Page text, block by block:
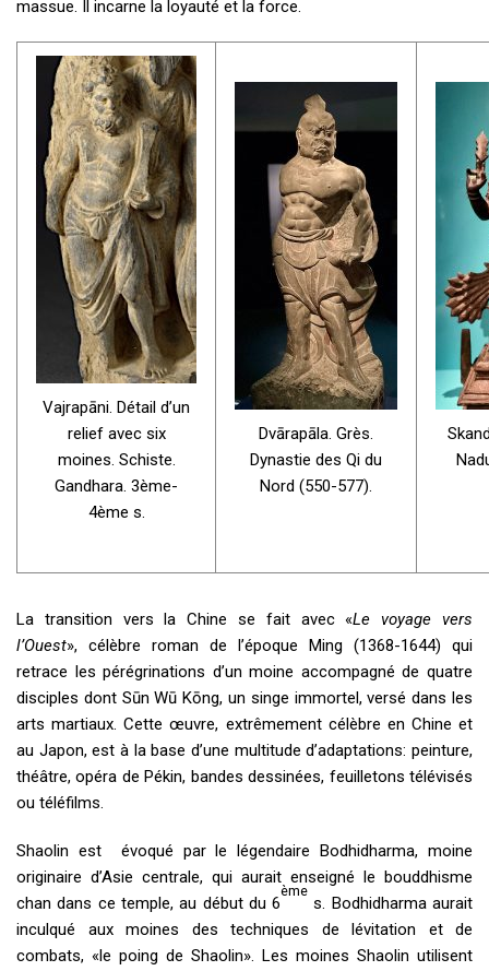
massue. Il incarne la loyauté et la force.
Vajrapāni. Détail d’un
relief avec six
moines. Schiste.
Gandhara. 3ème-
4ème s.
Dvārapāla. Grès.
Dynastie des Qi du
Nord (550-577).
La transition vers la Chine se fait avec «Le voyage vers
l’Ouest», célèbre roman de l’époque Ming (1368-1644) qui
retrace les pérégrinations d’un moine accompagné de quatre
disciples dont Sūn Wū Kōng, un singe immortel, versé dans les
arts martiaux. Cette œuvre, extrêmement célèbre en Chine et
au Japon, est à la base d’une multitude d’adaptations: peinture,
théâtre, opéra de Pékin, bandes dessinées, feuilletons télévisés
ou téléfilms.
Shaolin est évoqué par le légendaire Bodhidharma, moine
originaire d’Asie centrale, qui aurait enseigné le bouddhisme
chan dans ce temple, au début du 6
ème
s. Bodhidharma aurait
inculqué aux moines des techniques de lévitation et de
combats, «le poing de Shaolin». Les moines Shaolin utilisent